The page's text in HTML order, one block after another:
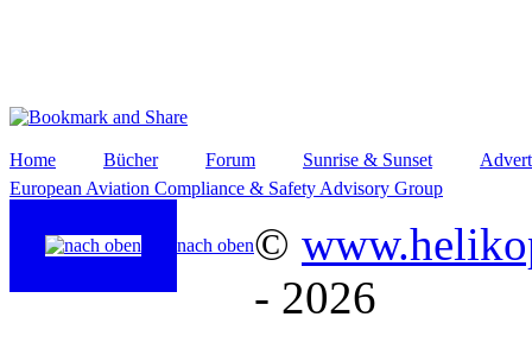
Home Bücher Forum Sunrise & Sunset
European Aviation Compliance & Safety Advisory Group
nach oben©
- 2026